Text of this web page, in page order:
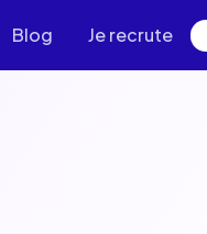
Blog Je recrute